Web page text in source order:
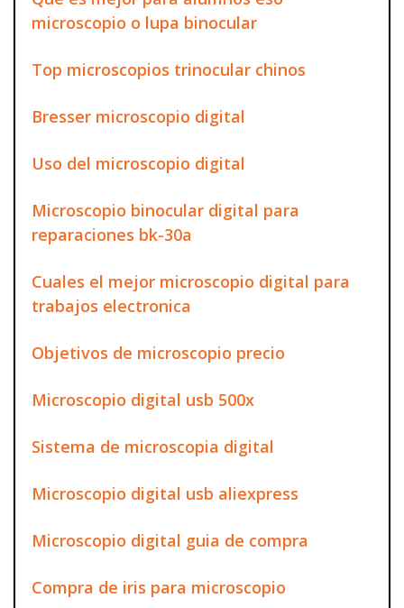
microscopio o lupa binocular
Top microscopios trinocular chinos
Bresser microscopio digital
Uso del microscopio digital
Microscopio binocular digital para
reparaciones bk-30a
Cuales el mejor microscopio digital para
trabajos electronica
Objetivos de microscopio precio
Microscopio digital usb 500x
Sistema de microscopia digital
Microscopio digital usb aliexpress
Microscopio digital guia de compra
Compra de iris para microscopio